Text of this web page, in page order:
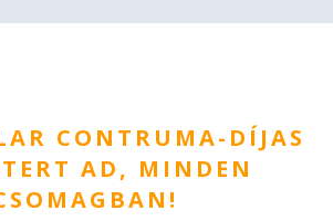
CONTRUMA-DÍJAS
AD, MINDEN